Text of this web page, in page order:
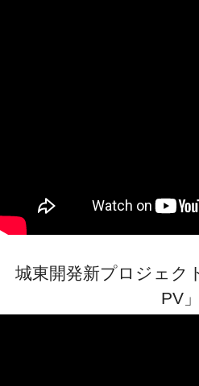
城東開発新プロジェク
PV」